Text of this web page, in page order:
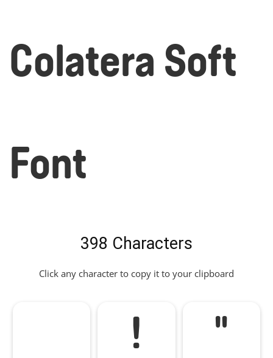
Colatera Soft
Font
398 Characters
Click any character to copy it to your clipboard
! "